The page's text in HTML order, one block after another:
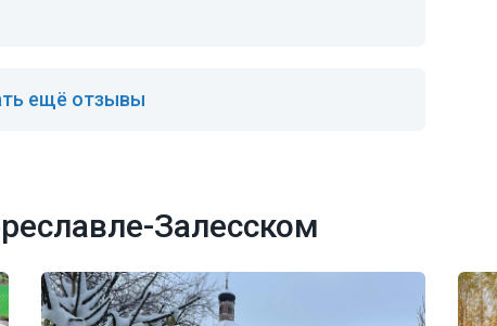
ещё отзывы
Залесском